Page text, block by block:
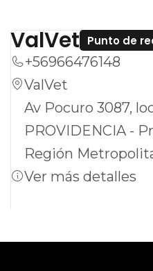
complicaciones.
**Versatilidad:**
entornos y
necesidades
No pierdas la
tranquilidad que te
Protección". Si
ValVet Punto de
+56966476148
ValVet
Av Pocuro 3087,
PROVIDENCIA -
Región
Ver más detalles